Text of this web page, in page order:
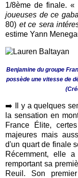
1/8ème de finale. «
joueuses de ce
80) et ce sera
estime Yann
Benjamine du groupe
possède une vitesse de
➡️ Il y a quelques
la sensation en
France Élite,
majeures mais
d'un quart de finale
Récemment, elle
remportant sa
Reuil. Son